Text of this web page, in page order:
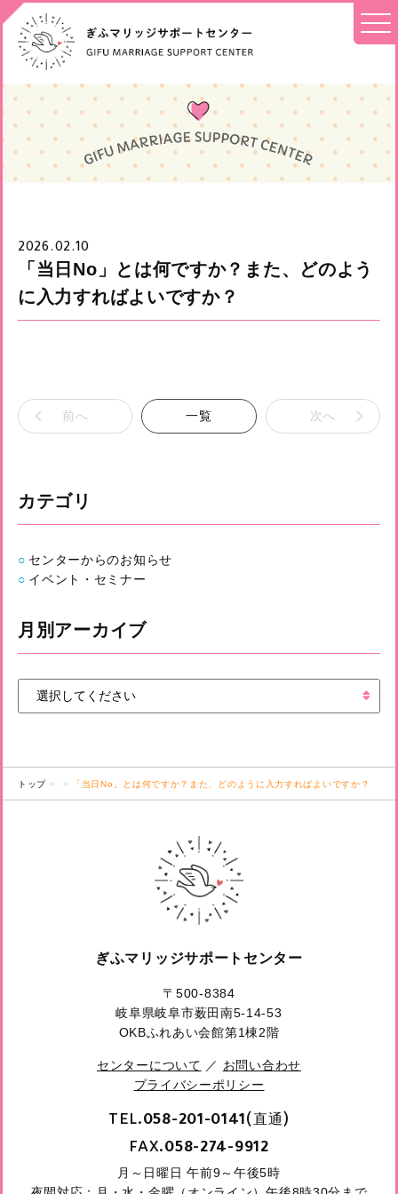
2026.02.10
「当日No」とは何ですか？また、どのよう
に入力すればよいですか？
前へ 一覧 次へ
カテゴリ
センターからのお知らせ
イベント・セミナー
月別アーカイブ
トップ 「当日No」とは何ですか？また、どのように入力すればよいですか？
ぎふマリッジサポートセンター
〒500-8384
岐阜県岐阜市薮田南5-14-53
OKBふれあい会館第1棟2階
センターについて ／ お問い合わせ
プライバシーポリシー
TEL.058-201-0141(直通)
FAX.058-274-9912
月～日曜日 午前9～午後5時